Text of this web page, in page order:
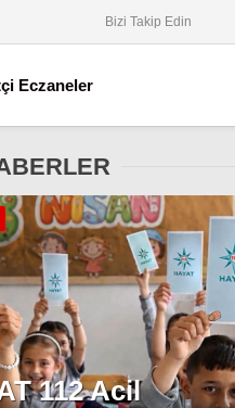
Bizi Takip Edin
Eczaneler
112 Acil